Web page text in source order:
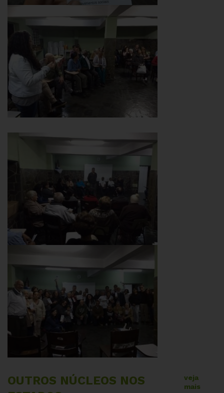
OUTROS NÚCLEOS NOS
veja
mais